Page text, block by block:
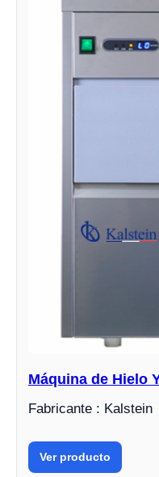
Máquina de Hielo
Fabricante : Kalstein
Ver producto